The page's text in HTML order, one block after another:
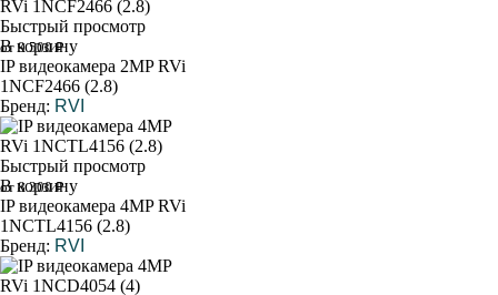
Быстрый просмотр
В корзину
от 9 500 ₽
IP видеокамера 2MP RVi
1NCF2466 (2.8)
Бренд: RVI
Быстрый просмотр
В корзину
от 8 300 ₽
IP видеокамера 4MP RVi
1NCTL4156 (2.8)
Бренд: RVI